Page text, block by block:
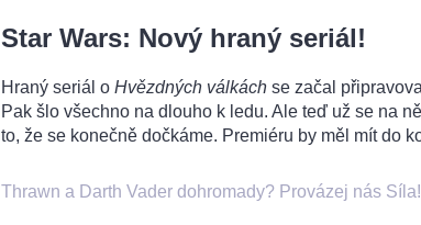
Star Wars: Nový hraný seriál!
Hraný seriál o Hvězdných válkách se začal
Pak šlo všechno na dlouho k ledu. Ale teď už se na
to, že se konečně dočkáme. Premiéru by měl mít do
Thrawn a Darth Vader dohromady? Provázej nás Síla!